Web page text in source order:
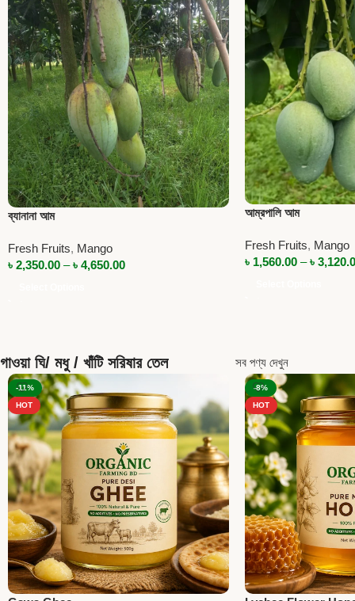
ব্যানানা আম
Fresh Fruits, Mango
৳ 2,350.00 – ৳ 4,650.00
আম্রপালি আম
Fresh Fruits, Mango
৳ 1,560.00 – ৳
গাওয়া ঘি/ মধু / খাঁটি সরিষার তেল সব পণ্য দেখুন
-11%
HOT
-8%
HOT